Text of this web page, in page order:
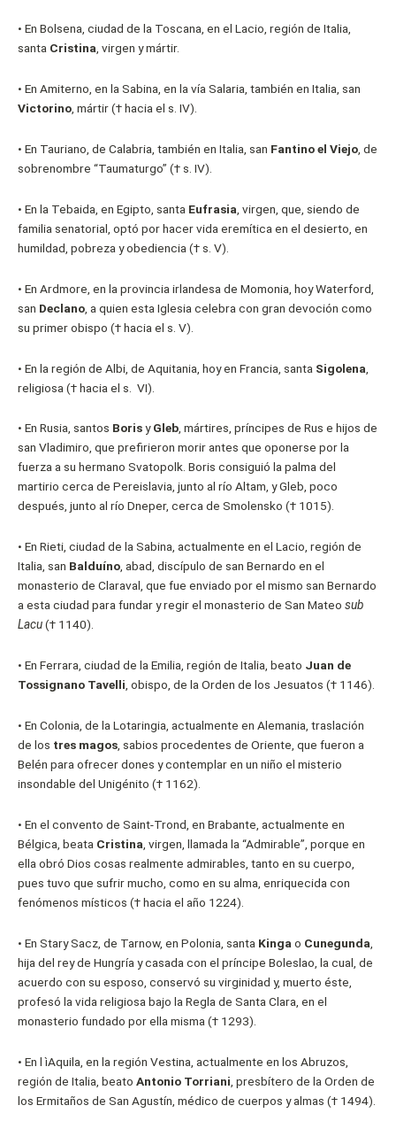
• En Bolsena, ciudad de la Toscana, en el Lacio, región de Italia,
santa Cristina , virgen y mártir.
• En Amiterno, en la Sabina, en la vía Salaria, también en Italia, san
Victorino , mártir († hacia el s. IV).
• En Tauriano, de Calabria, también en Italia, san Fantino el Viejo , de
sobrenombre “Taumaturgo” († s. IV).
• En la Tebaida, en Egipto, santa Eufrasia , virgen, que, siendo de
familia senatorial, optó por hacer vida eremítica en el desierto, en
humildad, pobreza y obediencia († s. V).
• En Ardmore, en la provincia irlandesa de Momonia, hoy Waterford,
san Declano , a quien esta Iglesia celebra con gran devoción como
su primer obispo († hacia el s. V).
• En la región de Albi, de Aquitania, hoy en Francia, santa Sigolena
religiosa († hacia el s.
VI).
• En Rusia, santos BorisyGleb, mártires, príncipes de Rus e hijos de
san Vladimiro, que prefirieron morir antes que oponerse por la
fuerza a su hermano Svatopolk. Boris consiguió la palma del
martirio cerca de Pereislavia, junto al río Altam, y Gleb, poco
después, junto al río Dneper, cerca de Smolensko († 1015).
• En Rieti, ciudad de la Sabina, actualmente en el Lacio, región de
Italia, san Balduíno, abad, discípulo de san Bernardo en el
monasterio de Claraval, que fue enviado por el mismo san Bernardo
a esta ciudad para fundar y regir el monasterio de San Mateo sub
Lacu(† 1140).
• En Ferrara, ciudad de la Emilia, región de Italia, beato Juan de
Tossignano Tavelli, obispo, de la Orden de los Jesuatos († 1146).
• En Colonia, de la Lotaringia, actualmente en Alemania, traslación
de los tres magos, sabios procedentes de Oriente, que fueron a
Belén para ofrecer dones y contemplar en un niño el misterio
insondable del Unigénito († 1162).
• En el convento de Saint-Trond, en Brabante, actualmente en
Bélgica, beata Cristina , virgen, llamada la “Admirable”, porque en
ella obró Dios cosas realmente admirables, tanto en su cuerpo,
pues tuvo que sufrir mucho, como en su alma, enriquecida con
fenómenos místicos († hacia el año 1224).
• En Stary Sacz, de Tarnow, en Polonia, santa Kinga o Cunegunda
hija del rey de Hungría y casada con el príncipe Boleslao, la cual, de
acuerdo con su esposo, conservó su virginidad y, muerto éste,
profesó la vida religiosa bajo la Regla de Santa Clara, en el
monasterio fundado por ella misma († 1293).
• En l ìAquila, en la región Vestina, actualmente en los Abruzos,
región de Italia, beato Antonio Torriani , presbítero de la Orden de
los Ermitaños de San Agustín, médico de cuerpos y almas († 1494).